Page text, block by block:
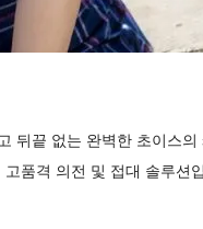
뒤끝 없는 완벽한 초이스
품격 의전 및 접대 솔루션